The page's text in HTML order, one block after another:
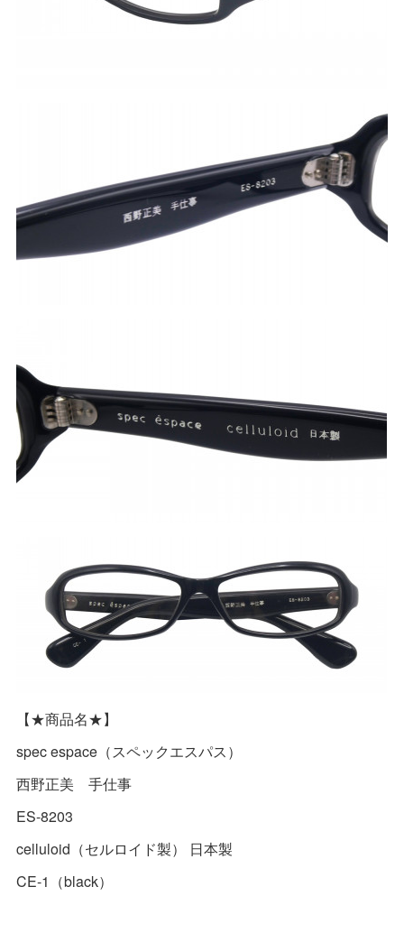
【★商品名★】
spec espace（スペックエスパス）
西野正美 手仕事
ES-8203
celluloid（セルロイド製） 日本製
CE-1（black）